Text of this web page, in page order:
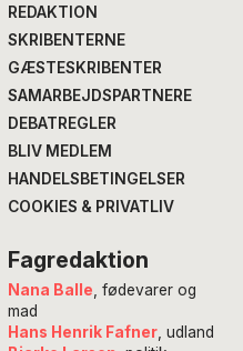
REDAKTION
SKRIBENTERNE
GÆSTESKRIBENTER
SAMARBEJDSPARTNERE
DEBATREGLER
BLIV MEDLEM
HANDELSBETINGELSER
COOKIES & PRIVATLIV
Fagredaktion
Nana Balle, fødevarer og
mad
Hans Henrik Fafner, udland